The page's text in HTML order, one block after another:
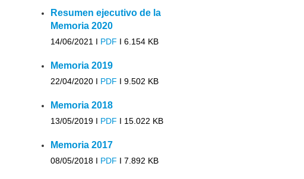
Resumen ejecutivo de la
Memoria 2020
14/06/2021 I PDF I 6.154 KB
Memoria 2019
22/04/2020 I PDF I 9.502 KB
Memoria 2018
13/05/2019 I PDF I 15.022 KB
Memoria 2017
08/05/2018 I PDF I 7.892 KB